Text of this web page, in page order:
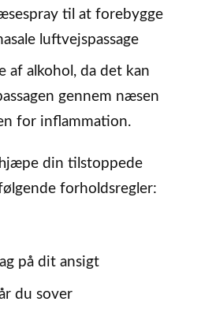
til at forebygge
luftvejspassage
af alkohol, da det kan
gennem næsen
for inflammation.
din tilstoppede
forholdsregler:
på dit ansigt
du sover